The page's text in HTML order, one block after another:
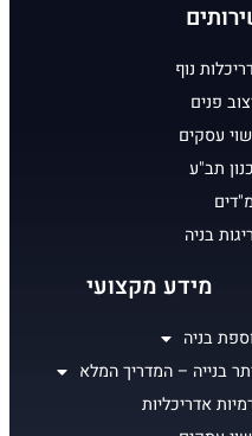
נוף
פנים
עסקים
תב"ע
בניה
מידע מקצועי
בניה
בנייה – המדריך המלא
אדריכליות